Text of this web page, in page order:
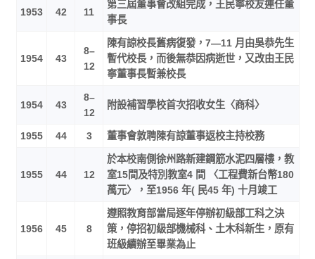
1953 42 11
第三屆董事會改組完成，王民寧校友連任董
事長
1954 43
8–
12
陳有諒校長舊病復發，7—11 月由吳恭先生
暫代校長，而後無恭因病逝世，又改由王民
寧董事長暫兼校長
1954 43
8–
12
附設補習學校首次招收女生〈商科〉
1955 44 3 董事會敦聘陳有諒董事返校主持校務
1955 44 12
於本校南側徐州路新建鋼筋水泥四層樓，教
室15間及特別教室4 間 〈工程費新台幣180
萬元〉，至1956 年( 民45 年) 十月竣工
1956 45 8
遵照教育部當局逐年停辦初級部工科之決
策，停招初級部機械科、土木科新生，原有
班級續辦至畢業為止